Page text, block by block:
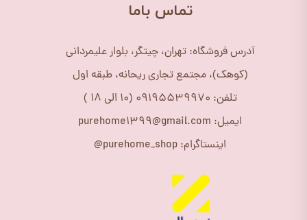
​تماس باما
آدرس فروشگاه: تهران، چیتگر، بلوار علیمردانی
(کوهک)، مجتمع تجاری ریحانه، طبقه اول
تلفن: 09195539970 (10 الی 18 )
ایمیل: purehome1399@gmail.com
اینستاگرام: purehome_shop@